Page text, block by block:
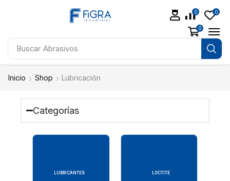
Buscar Abrasivos
0 0
0
Inicio Shop Lubricación
Categorías
LUBRICANTES LOCTITE